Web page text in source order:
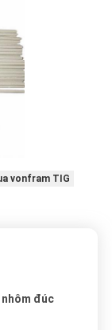
vonfram TIG
đúc